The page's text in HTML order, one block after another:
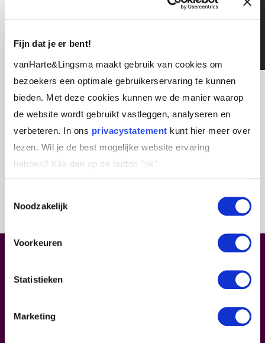
Fijn dat je er bent!
vanHarte&Lingsma maakt gebruik van cookies om
bezoekers een optimale gebruikerservaring te kunnen
bieden. Met deze cookies kunnen we de manier waarop
de website wordt gebruikt vastleggen, analyseren en
verbeteren. In ons privacystatement kunt hier meer over
lezen. Wil je de best mogelijke website ervaring
hebben? Klik dan op de button "ok''
Noodzakelijk
Voorkeuren
Statistieken
Marketing
over leiderschap en jezelf ontwikkelen? Schrijf je
in voor onze nieuwsbrief.